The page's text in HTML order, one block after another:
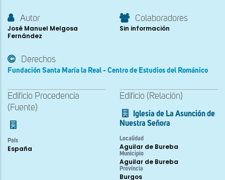
Autor
José Manuel Melgosa
Fernández
Colaboradores
Sin información
Derechos
Fundación Santa María la Real - Centro de Estudios del Románico
Edificio Procedencia
(Fuente)
País
España
Edificio (Relación)
Iglesia de La Asunción de
Nuestra Señora
Localidad
Aguilar de Bureba
Municipio
Aguilar de Bureba
Provincia
Burgos